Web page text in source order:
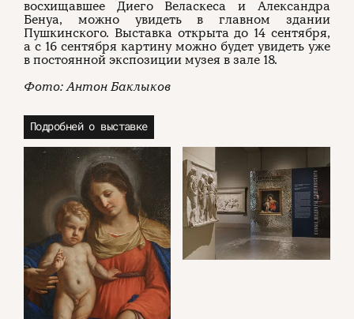
восхищавшее Диего Веласкеса и Александра
Бенуа, можно увидеть в главном здании
Пушкинского. Выставка открыта до 14 сентября,
а с 16 сентября картину можно будет увидеть уже
в постоянной экспозиции музея в зале 18.
Фото: Антон Баклыков
Подробней о выставке
Команда
Авторы
Журнал
Подписаться на журнал
YouTube
Telegram
VK
Пользовательское соглашение
Политика конфиденциальности
16+
(c) ЧТИВО 2026. Все права защищены
Разработка: Astroshock